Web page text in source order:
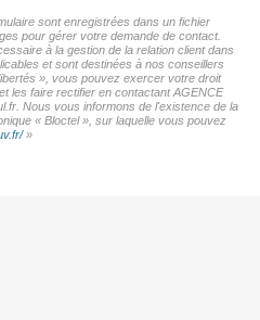
sont enregistrées dans un fichier
pour gérer votre demande de contact.
à la gestion de la relation client dans
et sont destinées à nos conseillers
», vous pouvez exercer votre droit
les faire rectifier en contactant AGENCE
Nous vous informons de l'existence de la
« Bloctel », sur laquelle vous pouvez
»